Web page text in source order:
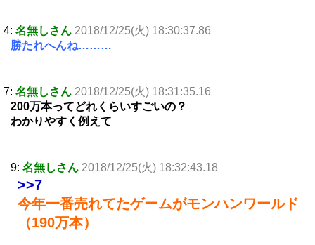
4: 名無しさん 2018/12/25(火) 18:30:37.86
勝たれへんね………
7: 名無しさん 2018/12/25(火) 18:31:35.16
200万本ってどれくらいすごいの？
わかりやすく例えて
9: 名無しさん 2018/12/25(火) 18:32:43.18
>>7
今年一番売れてたゲームがモンハンワールド
（190万本）